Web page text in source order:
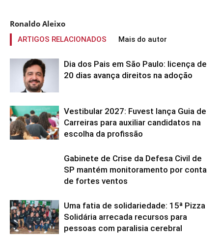
Ronaldo Aleixo
ARTIGOS RELACIONADOS Mais do autor
Dia dos Pais em São Paulo: licença de
20 dias avança direitos na adoção
Vestibular 2027: Fuvest lança Guia de
Carreiras para auxiliar candidatos na
escolha da profissão
Gabinete de Crise da Defesa Civil de
SP mantém monitoramento por conta
de fortes ventos
Uma fatia de solidariedade: 15ª Pizza
Solidária arrecada recursos para
pessoas com paralisia cerebral